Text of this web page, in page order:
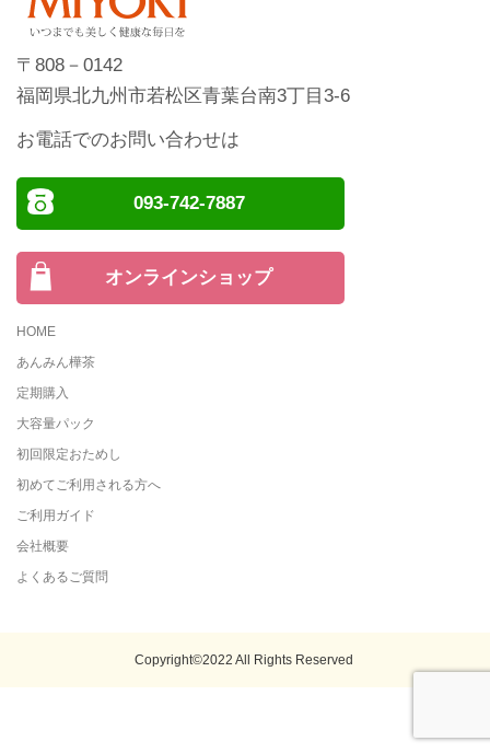
〒808－0142
福岡県北九州市若松区青葉台南3丁目3-6
お電話でのお問い合わせは
093-742-7887
オンラインショップ
HOME
あんみん樺茶
定期購入
大容量パック
初回限定おためし
初めてご利用される方へ
ご利用ガイド
会社概要
よくあるご質問
Copyright©2022 All Rights Reserved